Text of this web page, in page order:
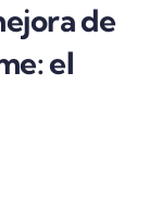
de
el